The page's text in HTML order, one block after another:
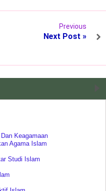
Previous
Next Post »
Keagamaan
Agama Islam
Studi Islam